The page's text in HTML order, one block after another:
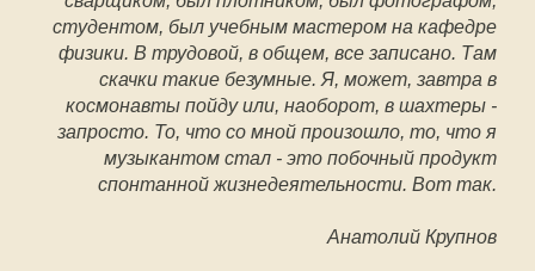
студентом, был учебным мастером на кафедре
физики. В трудовой, в общем, все записано. Там
скачки такие безумные. Я, может, завтра в
космонавты пойду или, наоборот, в шахтеры -
запросто. То, что со мной произошло, то, что я
музыкантом стал - это побочный продукт
спонтанной жизнедеятельности. Вот так.
Анатолий Крупнов